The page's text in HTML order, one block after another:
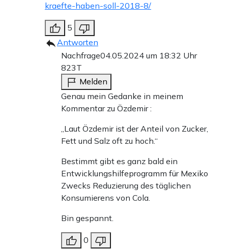
kraefte-haben-soll-2018-8/
5
Antworten
Nachfrage04.05.2024 um 18:32 Uhr
823T
Melden
Genau mein Gedanke in meinem
Kommentar zu Özdemir :
„Laut Özdemir ist der Anteil von Zucker,
Fett und Salz oft zu hoch.“
Bestimmt gibt es ganz bald ein
Entwicklungshilfeprogramm für Mexiko
Zwecks Reduzierung des täglichen
Konsumierens von Cola.
Bin gespannt.
0